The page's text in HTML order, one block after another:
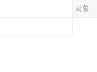
对象